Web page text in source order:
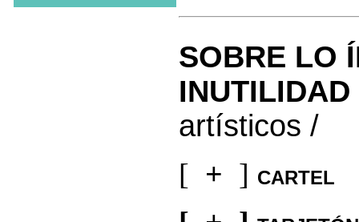
SOBRE LO
artísticos /
[ + ] CARTEL